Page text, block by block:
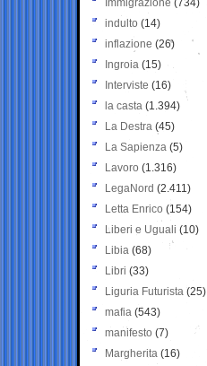
Immigrazione (734)
indulto (14)
inflazione (26)
Ingroia (15)
Interviste (16)
la casta (1.394)
La Destra (45)
La Sapienza (5)
Lavoro (1.316)
LegaNord (2.411)
Letta Enrico (154)
Liberi e Uguali (10)
Libia (68)
Libri (33)
Liguria Futurista (25)
mafia (543)
manifesto (7)
Margherita (16)